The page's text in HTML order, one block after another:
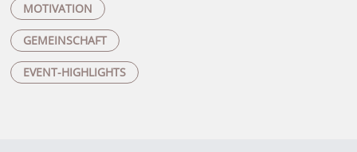
MOTIVATION
GEMEINSCHAFT
EVENT-HIGHLIGHTS